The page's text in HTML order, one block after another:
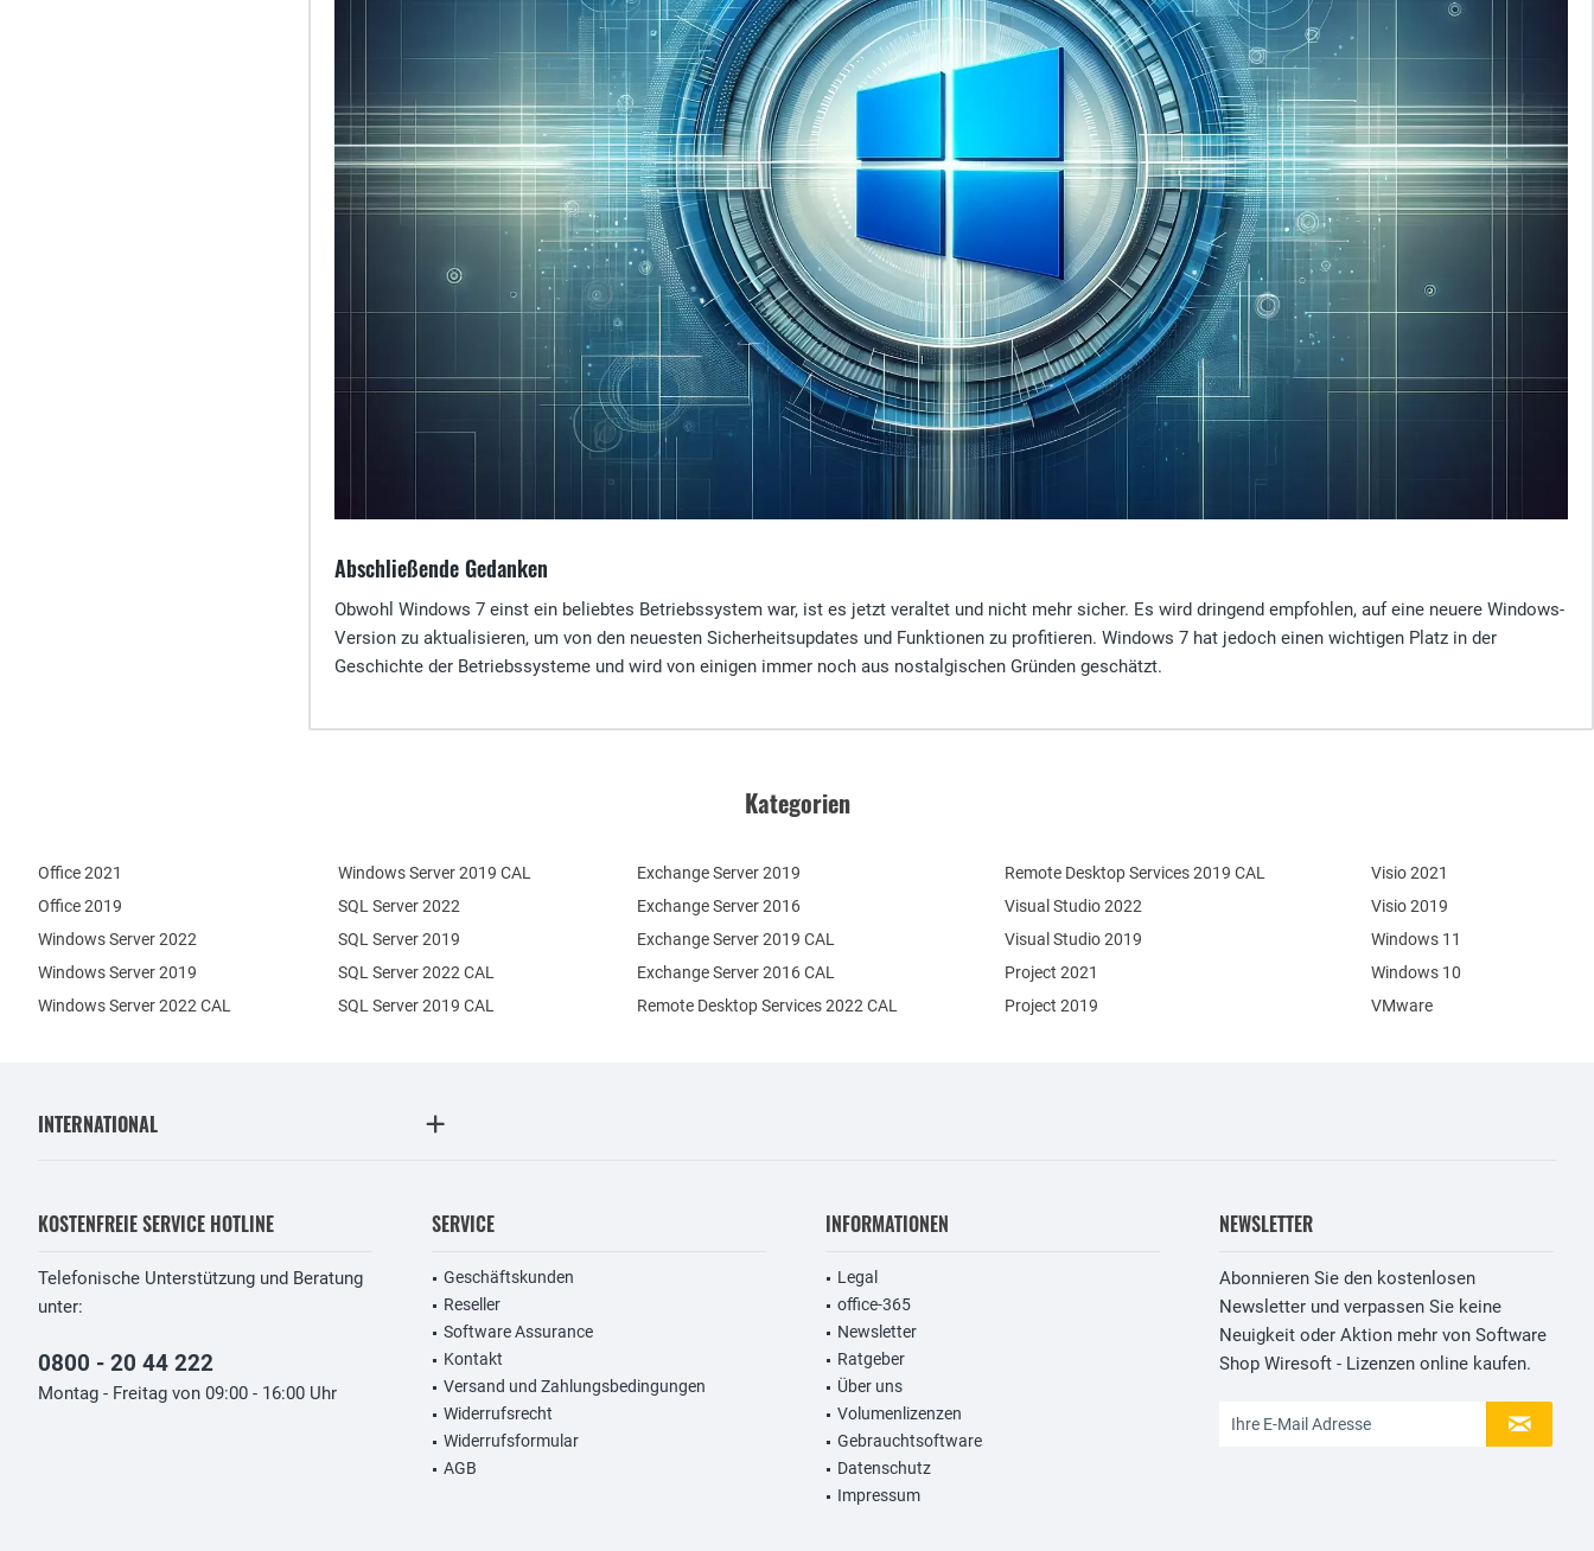
Abschließende Gedanken
Obwohl Windows 7 einst ein beliebtes Betriebssystem war, ist es jetzt veraltet und nicht mehr sicher. Es wird dringend empfohlen, auf eine neuere Windows-
Version zu aktualisieren, um von den neuesten Sicherheitsupdates und Funktionen zu profitieren. Windows 7 hat jedoch einen wichtigen Platz in der
Geschichte der Betriebssysteme und wird von einigen immer noch aus nostalgischen Gründen geschätzt.
Kategorien
Office 2021
Office 2019
Windows Server 2022
Windows Server 2019
Exchange Server 2019
Exchange Server 2016
SQL Server 2022
SQL Server 2019
Windows Server 2022 CAL
Windows Server 2019 CAL
SQL Server 2022 CAL
SQL Server 2019 CAL
Remote Desktop Services 2022 CAL
Remote Desktop Services 2019 CAL
Exchange Server 2019 CAL
Exchange Server 2016 CAL
Visual Studio 2022
Visual Studio 2019
Project 2021
Project 2019
Visio 2021
Visio 2019
Windows 11
Windows 10
VMware
INTERNATIONAL
KOSTENFREIE SERVICE HOTLINE
Telefonische Unterstützung und Beratung
unter:
0800 - 20 44 222
Montag - Freitag von 09:00 - 16:00 Uhr
SERVICE
Geschäftskunden
Reseller
Software Assurance
Kontakt
Versand und Zahlungsbedingungen
Widerrufsrecht
Widerrufsformular
AGB
INFORMATIONEN
Legal
office-365
Newsletter
Ratgeber
Über uns
Volumenlizenzen
Gebrauchtsoftware
Datenschutz
Impressum
NEWSLETTER
Abonnieren Sie den kostenlosen
Newsletter und verpassen Sie keine
Neuigkeit oder Aktion mehr von Software
Shop Wiresoft - Lizenzen online kaufen.